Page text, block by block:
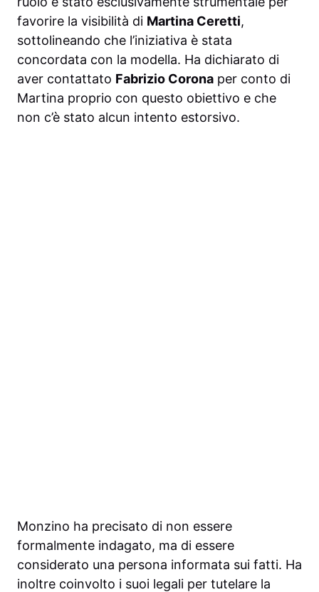
favorire la visibilità di Martina Ceretti,
sottolineando che l’iniziativa è stata
concordata con la modella. Ha dichiarato di
aver contattato Fabrizio Corona per conto di
Martina proprio con questo obiettivo e che
non c’è stato alcun intento estorsivo.
Monzino ha precisato di non essere
formalmente indagato, ma di essere
considerato una persona informata sui fatti. Ha
inoltre coinvolto i suoi legali per tutelare la